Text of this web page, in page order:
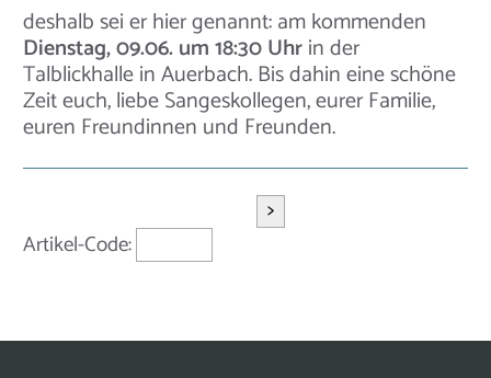
deshalb sei er hier genannt: am kommenden
Dienstag, 09.06. um 18:30 Uhrin der
Talblickhalle in Auerbach. Bis dahin eine schöne
Zeit euch, liebe Sangeskollegen, eurer Familie,
euren Freundinnen und Freunden.
Artikel-Code:
>